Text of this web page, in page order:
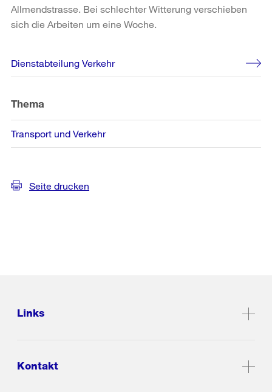
Allmendstrasse. Bei schlechter Witterung verschieben
sich die Arbeiten um eine Woche.
Weitere
Informationen
Dienstabteilung Verkehr
Thema
Transport und Verkehr
Seite drucken
Links
Kontakt